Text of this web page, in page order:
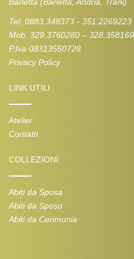
Tel: 0883.348373 - 351.2269223
Mob. 329.3760280 –
P.Iva 08313550728
Privacy Policy
LINK UTILI
Atelier
Contatti
COLLEZIONI
Abiti da Sposa
Abiti da Sposo
Abiti da Cerimonia